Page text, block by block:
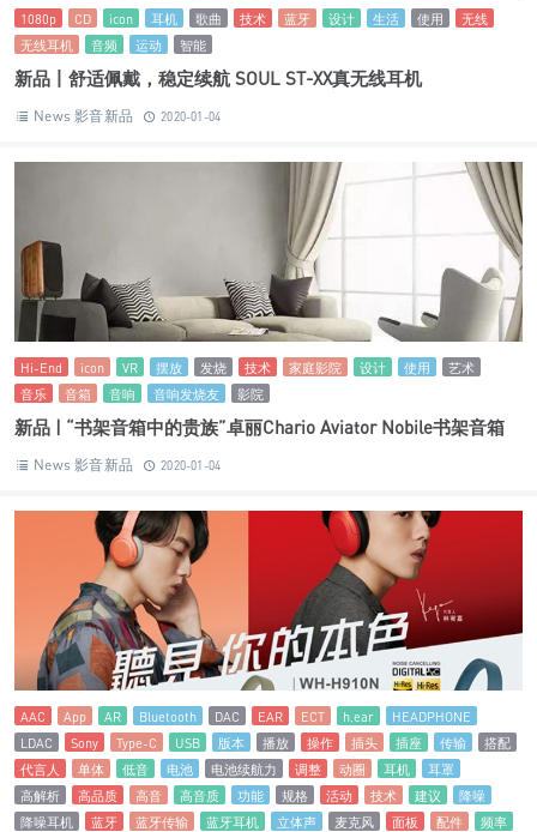
1080p CD icon 耳机 歌曲 技术 蓝牙 设计 生活 使用
无线
无线耳机
音频 运动 智能
新品丨舒适佩戴，稳定续航 SOUL ST-XX真无线耳机
News 影音新品 2020-01-04
Hi-End icon VR 摆放 发烧 技术 家庭影院 设计 使用
艺术
音乐
音箱 音响 音响发烧友 影院
新品 | “书架音箱中的贵族”卓丽Chario Aviator Nobile书架音箱
News 影音新品 2020-01-04
AAC App AR Bluetooth DAC EAR ECT h.ear
HEADPHONE
LDAC
Sony Type-C USB 版本 播放 操作 插头 插座 传输
搭配
代言人
单体 低音 电池 电池续航力 调整 动圈 耳机
耳罩
高解析
高品质 高音 高音质 功能 规格 活动 技术 建议
降噪
降噪耳机
蓝牙 蓝牙传输 蓝牙耳机 立体声 麦克风 面板 配件
频率